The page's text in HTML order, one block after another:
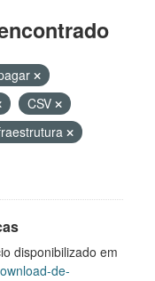
CSV
disponibilizado em
de-